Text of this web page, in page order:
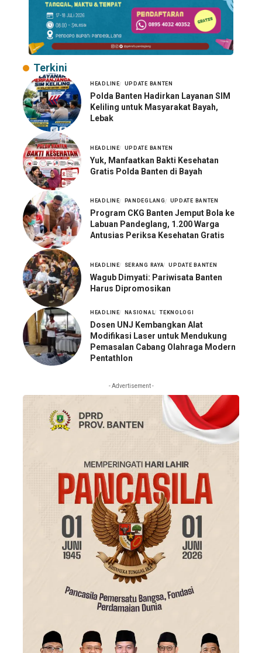
Terkini
HEADLINE UPDATE BANTEN
Polda Banten Hadirkan Layanan SIM
Keliling untuk Masyarakat Bayah,
Lebak
HEADLINE UPDATE BANTEN
Yuk, Manfaatkan Bakti Kesehatan
Gratis Polda Banten di Bayah
HEADLINE PANDEGLANG UPDATE BANTEN
Program CKG Banten Jemput Bola ke
Labuan Pandeglang, 1.200 Warga
Antusias Periksa Kesehatan Gratis
HEADLINE SERANG RAYA UPDATE BANTEN
Wagub Dimyati: Pariwisata Banten
Harus Dipromosikan
HEADLINE NASIONAL TEKNOLOGI
Dosen UNJ Kembangkan Alat
Modifikasi Laser untuk Mendukung
Pemasalan Cabang Olahraga Modern
Pentathlon
- Advertisement -